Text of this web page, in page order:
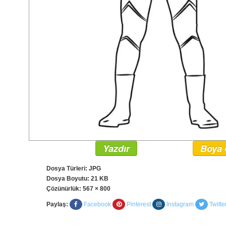
Yazdır Boya
Dosya Türleri: JPG
Dosya Boyutu: 21 KB
Çözünürlük: 567 × 800
Paylaş: Facebook Pinterest Instagram